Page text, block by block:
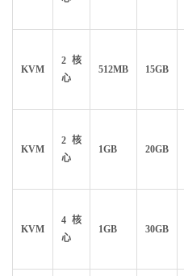
KVM
2核
心
512MB 15GB
KVM
2核
心
1GB 20GB
KVM
4核
心
1GB 30GB